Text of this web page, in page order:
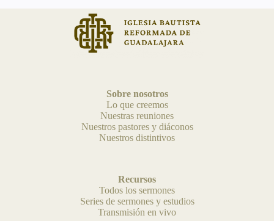
Sobre nosotros
Lo que creemos
Nuestras reuniones
Nuestros pastores y diáconos
Nuestros distintivos
Recursos
Todos los sermones
Series de sermones y estudios
Transmisión en vivo